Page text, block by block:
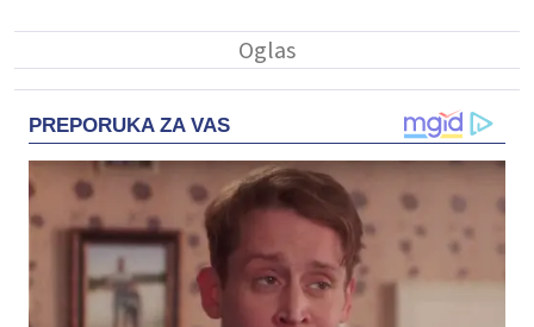
PREPORUKA ZA VAS